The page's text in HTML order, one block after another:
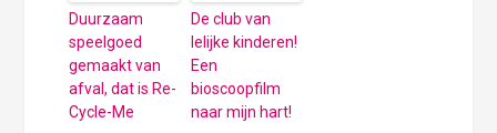
Duurzaam
speelgoed
gemaakt van
afval, dat is Re-
Cycle-Me
De club van
lelijke kinderen!
Een
bioscoopfilm
naar mijn hart!